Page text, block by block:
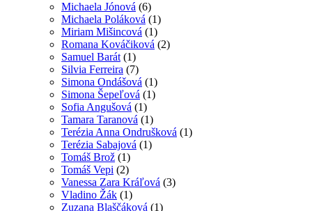
Michaela Jónová (6)
Michaela Poláková (1)
Miriam Mišincová (1)
Romana Kováčiková (2)
Samuel Barát (1)
Silvia Ferreira (7)
Simona Ondášová (1)
Simona Šepeľová (1)
Sofia Angušová (1)
Tamara Taranová (1)
Terézia Anna Ondrušková (1)
Terézia Sabajová (1)
Tomáš Brož (1)
Tomáš Vepi (2)
Vanessa Zara Kráľová (3)
Vladino Žák (1)
Zuzana Blaščáková (1)